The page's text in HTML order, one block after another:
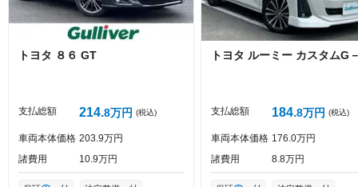
トヨタ ８６ GT
支払総額 214 8万円 (税込)
車両本体価格 203 9万円
諸費用
10 9万円
トヨタ ルーミー カスタムG
支払総額 184 8万円 (税込)
車両本体価格 176 0万円
諸費用
8 8万円